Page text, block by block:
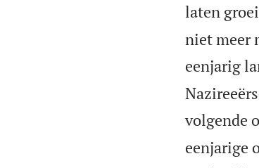
laten
niet meer
eenjarig
volgende
eenjarige